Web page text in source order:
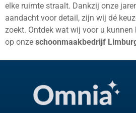
elke ruimte straalt. Dankzij onze
aandacht voor detail, zijn wij dé
zoekt. Ontdek wat wij voor u kunnen
op onze schoonmaakbedrijf